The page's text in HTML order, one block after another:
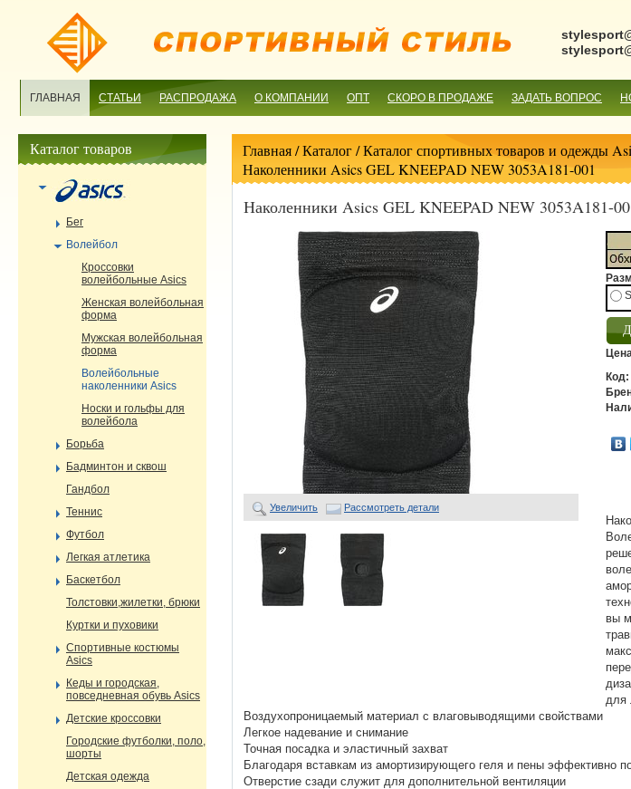
ГЛАВНАЯ СТАТЬИ РАСПРОДАЖА О КОМПАНИИ ОПТ СКОРО В ПРОДАЖЕ ЗАДАТЬ ВОПРОС
Главная/ Каталог /Каталог спортивных товаров и одежды
Наколенники Asics GEL KNEEPAD NEW 3053A181-001
Наколенники Asics GEL KNEEPAD NEW 3053A181-
Увеличить Рассмотреть детали
S
Код:
вы
для
Воздухопроницаемый материал с влаговыводящими свойствами
Легкое надевание и снимание
Точная посадка и эластичный захват
Благодаря вставкам из амортизирующего геля и пены эффективно
Отверстие сзади служит для дополнительной вентиляции
Каталог товаров
Бег
Волейбол
Кроссовки
волейбольные Asics
Женская волейбольная
форма
Мужская волейбольная
форма
Волейбольные
наколенники Asics
Носки и гольфы для
волейбола
Борьба
Бадминтон и сквош
Гандбол
Теннис
Футбол
Легкая атлетика
Баскетбол
Толстовки,жилетки, брюки
Куртки и пуховики
Спортивные костюмы
Asics
Кеды и городская,
повседневная обувь Asics
Детские кроссовки
Городские футболки, поло,
шорты
Детская одежда